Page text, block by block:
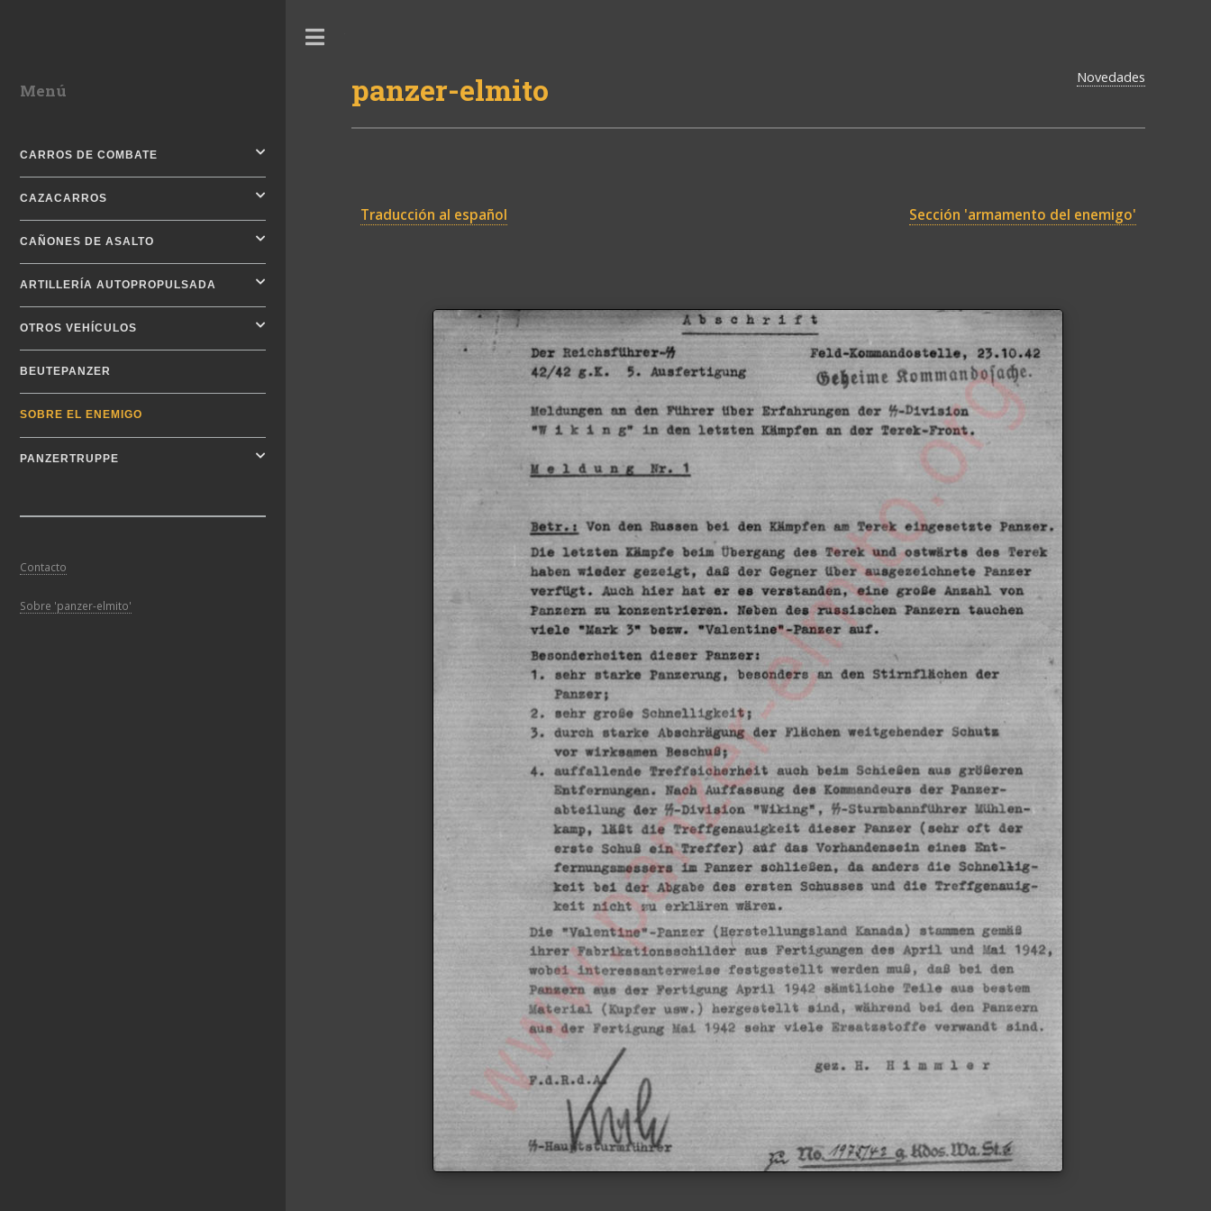
panzer-elmito Novedades
Traducción al español Sección 'armamento del enemigo'
Menú
CARROS DE COMBATE
CAZACARROS
CAÑONES DE ASALTO
ARTILLERÍA AUTOPROPULSADA
OTROS VEHÍCULOS
BEUTEPANZER
SOBRE EL ENEMIGO
PANZERTRUPPE
Contacto
Sobre 'panzer-elmito'